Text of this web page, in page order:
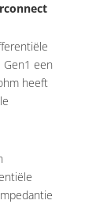
Gen1 een
heeft